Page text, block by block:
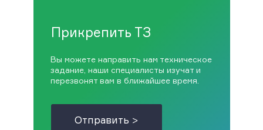
Прикрепить ТЗ
Вы можете направить нам техническое
задание, наши специалисты изучат и
перезвонят вам в ближайшее время.
Отправить >